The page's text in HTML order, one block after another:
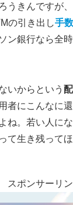
うきんですが
の引き出し手
ン銀行なら全
いからという
者にこんなに
ね。若い人に
て生き残ってほ
スポンサーリ